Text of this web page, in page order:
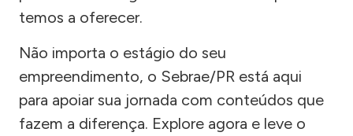
temos a oferecer.
Não importa o estágio do seu
empreendimento, o Sebrae/PR está aqui
para apoiar sua jornada com conteúdos que
fazem a diferença. Explore agora e leve o